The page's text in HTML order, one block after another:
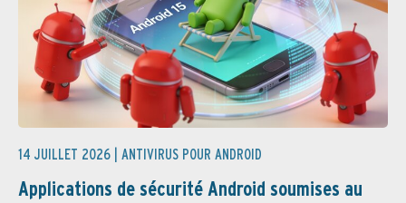
14 JUILLET 2026 | ANTIVIRUS POUR ANDROID
Applications de sécurité Android soumises au